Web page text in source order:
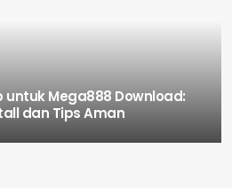
untuk Mega888 Download:
dan Tips Aman